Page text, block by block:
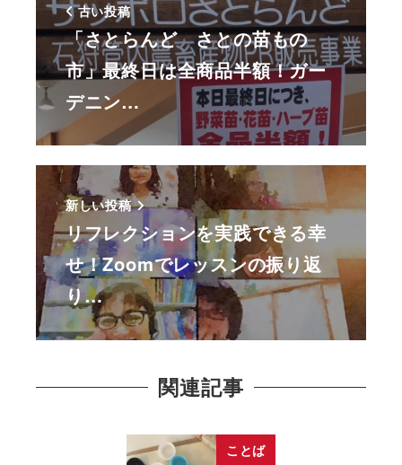
古い投稿
「さとらんど さとの苗もの
市」最終日は全商品半額！ガー
デニン…
新しい投稿
リフレクションを実践できる幸
せ！Zoomでレッスンの振り返
り…
関連記事
ことば